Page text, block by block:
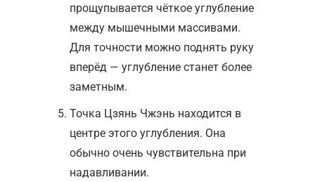
прощупывается чёткое углубление
между мышечными массивами.
Для точности можно поднять руку
вперёд — углубление станет более
заметным.
Точка Цзянь Чжэнь находится в
центре этого углубления. Она
обычно очень чувствительна при
надавливании.